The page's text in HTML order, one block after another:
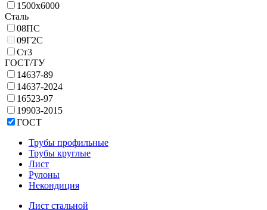
1500х6000
Сталь
08ПС
09Г2С
Ст3
ГОСТ/ТУ
14637-89
14637-2024
16523-97
19903-2015
ГОСТ
Трубы профильные
Трубы круглые
Лист
Рулоны
Некондиция
Лист стальной